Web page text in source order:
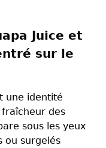
Juice et
sur le
une identité
des
sous les yeux
ou surgelés